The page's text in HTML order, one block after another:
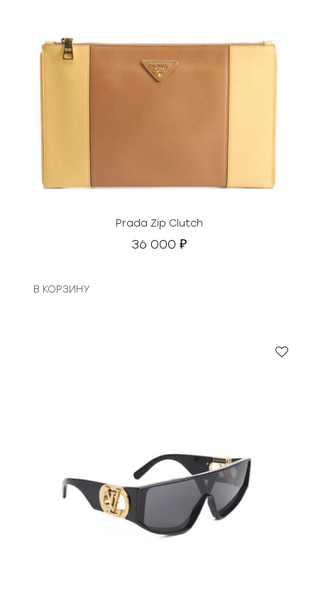
Prada Zip Clutch
36 000 ₽
В КОРЗИНУ